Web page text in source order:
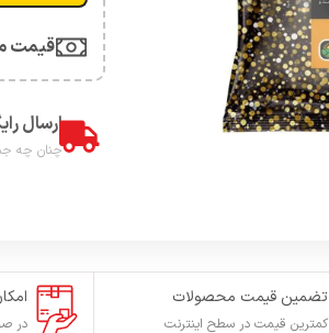
قیمت
ارسال
چنان چه جمع صورت حساب شما
تضمین قیمت محصولات
کمترین قیمت در سطح اینترنت در